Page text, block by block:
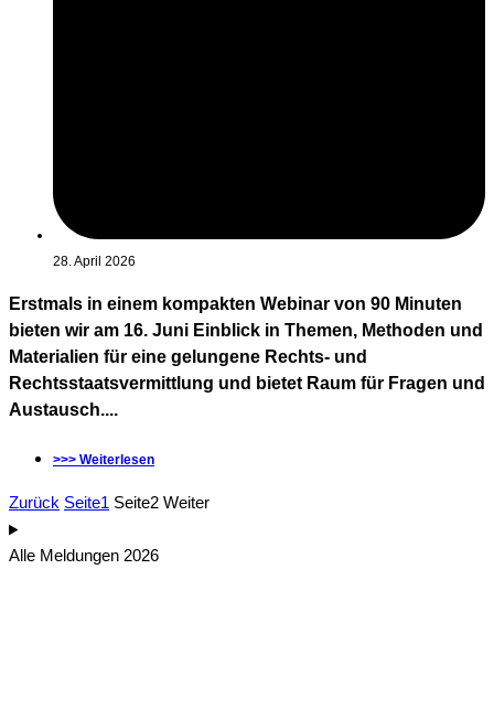
28. April 2026
Erstmals in einem kompakten Webinar von 90 Minuten
bieten wir am 16. Juni Einblick in Themen, Methoden und
Materialien für eine gelungene Rechts- und
Rechtsstaatsvermittlung und bietet Raum für Fragen und
Austausch....
>>> Weiterlesen
Zurück Seite1 Seite2 Weiter
Alle Meldungen 2026